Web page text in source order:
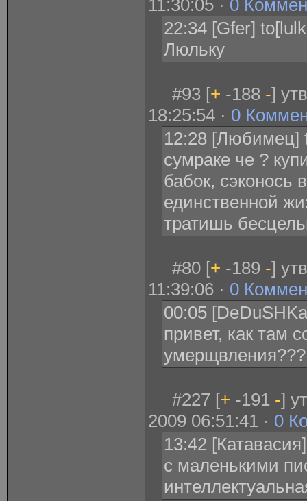
11:30:05 · 0
22:34 [Gfer]
Люльку
#93 [+ -188 -]
18:25:54 · 0
12:28 [Любимец]
сумраке че ?
бабок, сэконось
единственной
тратишь
#80 [+ -189 -]
11:39:06 · 0
00:05
привет, как там
умерщвления???
#227 [+ -191 -]
2009 06:51:41 · 0
13:42
с маленькими